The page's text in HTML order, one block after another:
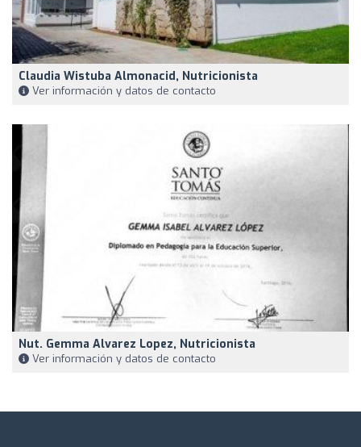
Claudia Wistuba Almonacid, Nutricionista
Ver información y datos de contacto
Nut. Gemma Alvarez Lopez, Nutricionista
Ver información y datos de contacto